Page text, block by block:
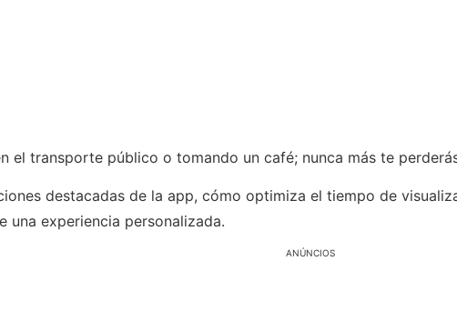
el transporte público o tomando un café; nunca más te
destacadas de la app, cómo optimiza el tiempo de
una experiencia personalizada.
ANÚNCIOS